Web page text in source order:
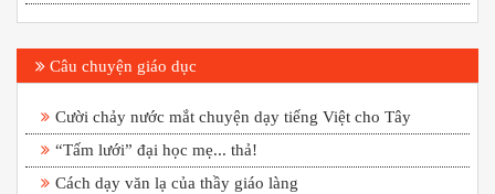
Câu chuyện giáo dục
Cười chảy nước mắt chuyện dạy tiếng Việt cho Tây
“Tấm lưới” đại học mẹ... thả!
Cách dạy văn lạ của thầy giáo làng